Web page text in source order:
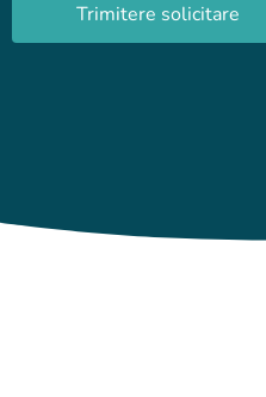
Trimitere solicitare